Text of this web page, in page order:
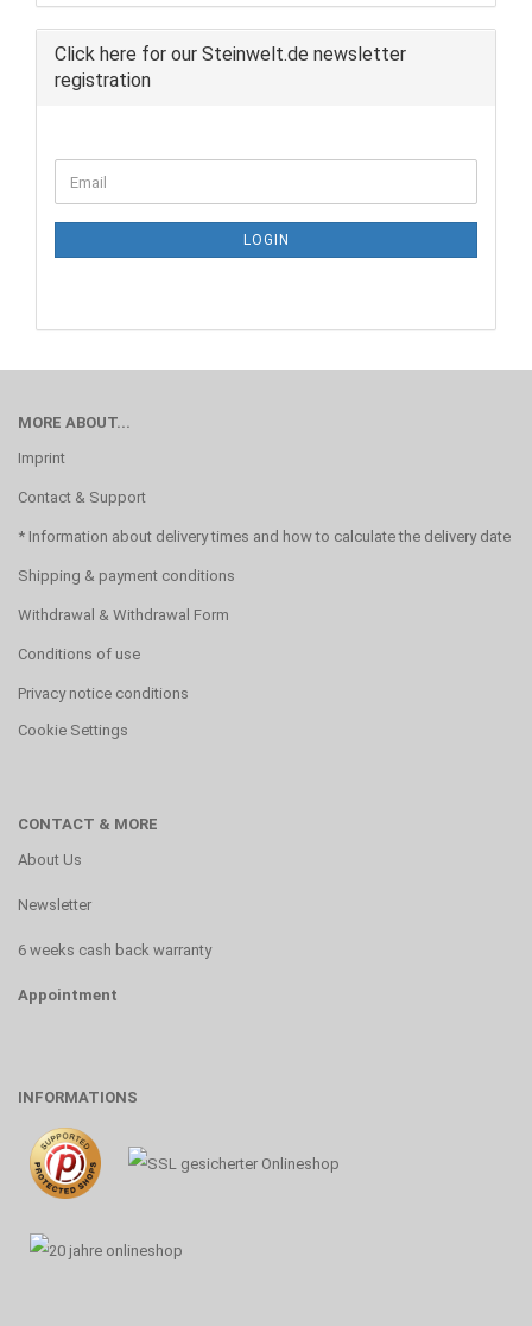
Click here for our Steinwelt.de newsletter
registration
TO
PAGE
Email
LOGIN
MORE ABOUT...
Imprint
Contact & Support
* Information about delivery times and how to calculate the delivery date
Shipping & payment conditions
Withdrawal & Withdrawal Form
Conditions of use
Privacy notice conditions
Cookie Settings
CONTACT & MORE
About Us
Newsletter
6 weeks cash back warranty
Appointment
INFORMATIONS